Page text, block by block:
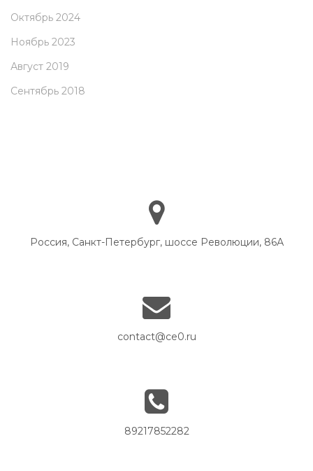
Октябрь 2024
Ноябрь 2023
Август 2019
Сентябрь 2018
Россия, Санкт-Петербург, шоссе Революции, 86А
contact@ce0.ru
89217852282